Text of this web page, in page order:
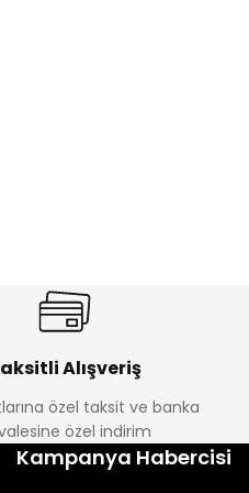
Tayt
Alışveriş
özel taksit ve banka
özel indirim
Kampanya Habercisi